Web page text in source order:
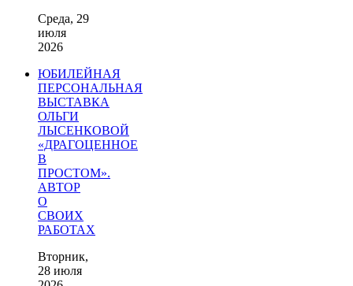
Среда, 29
июля
2026
ЮБИЛЕЙНАЯ
ПЕРСОНАЛЬНАЯ
ВЫСТАВКА
ОЛЬГИ
ЛЫСЕНКОВОЙ
«ДРАГОЦЕННОЕ
В
ПРОСТОМ».
АВТОР
О
СВОИХ
РАБОТАХ
Вторник,
28 июля